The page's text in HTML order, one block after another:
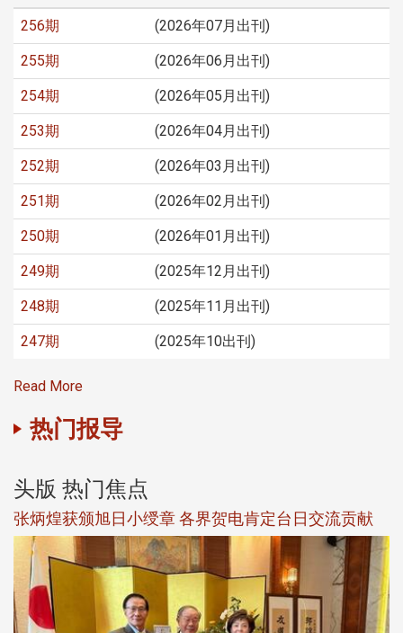
256期 (2026年07月出刊)
255期 (2026年06月出刊)
254期 (2026年05月出刊)
253期 (2026年04月出刊)
252期 (2026年03月出刊)
251期 (2026年02月出刊)
250期 (2026年01月出刊)
249期 (2025年12月出刊)
248期 (2025年11月出刊)
247期 (2025年10出刊)
Read More
热门报导
头版 热门焦点
张炳煌获颁旭日小绶章 各界贺电肯定台日交流贡献